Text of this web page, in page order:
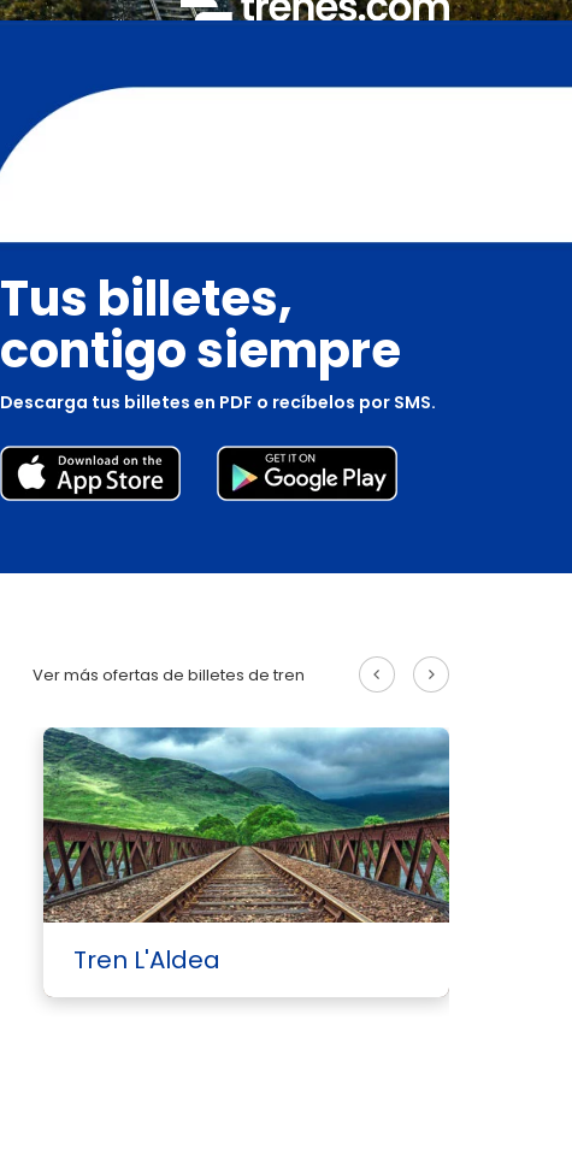
Tus billetes,
contigo siempre
Descarga tus billetes en PDF o recíbelos por SMS.
Ver más ofertas de billetes de tren
Tren L'Aldea